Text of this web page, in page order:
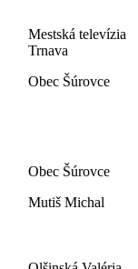
Mestská televízia
Trnava
Obec Šúrovce
Obec Šúrovce
Mutiš Michal